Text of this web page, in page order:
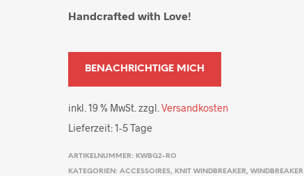
Handcrafted with Love!
inkl. 19 % MwSt. zzgl. Versandkosten
Lieferzeit:1-5 Tage
ARTIKELNUMMER: KWBG2-RO
KATEGORIEN: ACCESSOIRES, KNIT WINDBREAKER, WINDBREAKER